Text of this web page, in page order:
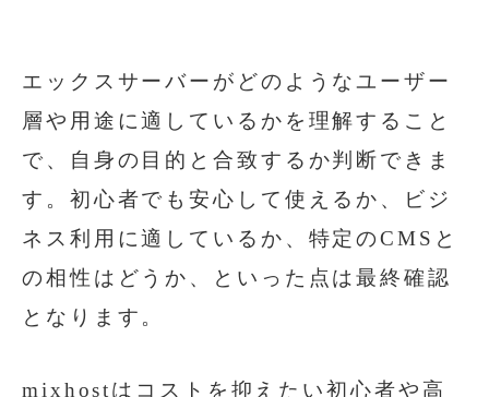
エックスサーバーがどのようなユーザー
層や用途に適しているかを理解すること
で、自身の目的と合致するか判断できま
す。初心者でも安心して使えるか、ビジ
ネス利用に適しているか、特定のCMSと
の相性はどうか、といった点は最終確認
となります。
mixhostはコストを抑えたい初心者や高